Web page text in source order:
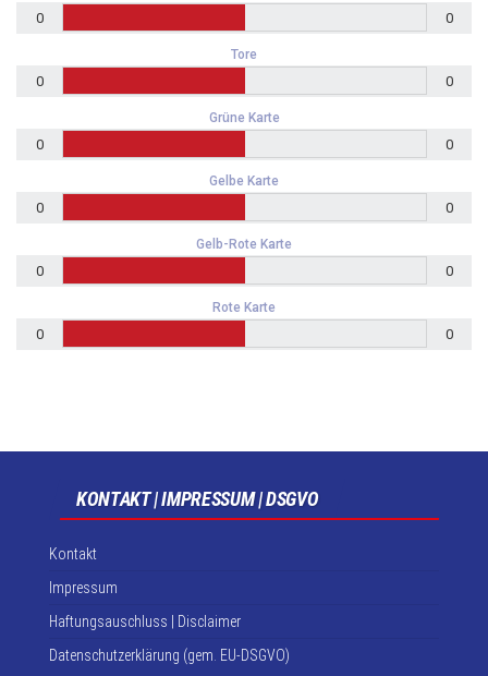
0 0
Tore
0 0
Grüne Karte
0 0
Gelbe Karte
0 0
Gelb-Rote Karte
0 0
Rote Karte
0 0
KONTAKT | IMPRESSUM | DSGVO
Kontakt
Impressum
Haftungsauschluss | Disclaimer
Datenschutzerklärung (gem. EU-DSGVO)